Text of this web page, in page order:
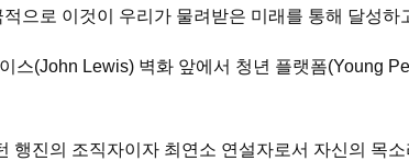
으로 이것이 우리가 물려받은 미래를 통해 달성
(John Lewis) 벽화 앞에서 청년 플랫폼(Young
진의 조직자이자 최연소 연설자로서 자신의 목